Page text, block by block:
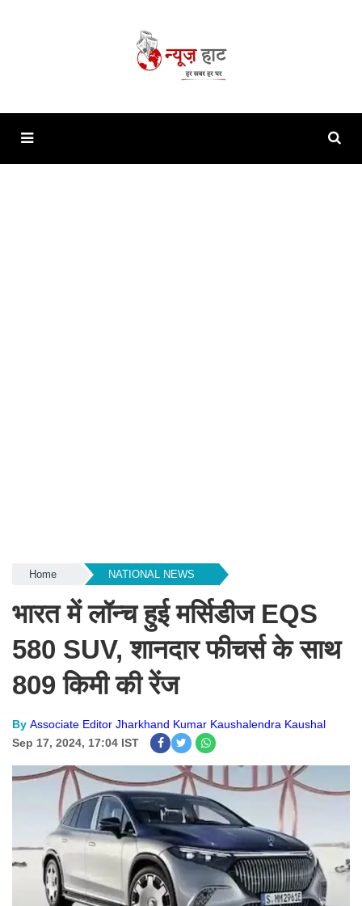
Home NATIONAL NEWS
भारत में लॉन्च हुई मर्सिडीज EQS
580 SUV, शानदार फीचर्स के साथ
809 किमी की रेंज
By Associate Editor Jharkhand Kumar Kaushalendra Kaushal
Sep 17, 2024, 17:04 IST